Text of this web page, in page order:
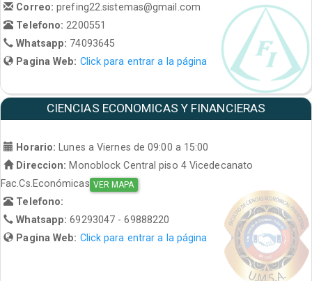
Correo:prefing22.sistemas@gmail.com
Telefono: 2200551
Whatsapp: 74093645
Pagina Web: Click para entrar a la página
CIENCIAS ECONOMICAS Y FINANCIERAS
Horario: Lunes a Viernes de 09:00 a 15:00
Direccion: Monoblock Central piso 4 Vicedecanato
Fac.Cs.Económicas VER MAPA
Telefono:
Whatsapp:69293047 - 69888220
Pagina Web: Click para entrar a la página